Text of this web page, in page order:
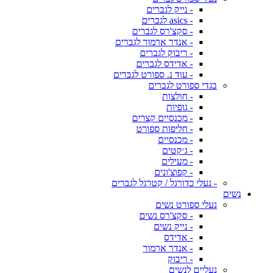
- נייק לגברים
- asics לגברים
- סקצ'רס לגברים
- אנדר ארמור לגברים
- ריבוק לגברים
- אדידס לגברים
- עוד נ. ספורט לגברים
בגדי ספורט לגברים
- חולצות
- גופיות
- מכנסיים קצרים
- חליפות ספורט
- מכנסיים
- ג׳קטים
- מעילים
- קפוצ'ונים
- נעלי כדורגל / קטרגל לגברים
נשים
נעלי ספורט נשים
- סקצ'רס נשים
- נייק נשים
- אדידס
- אנדר ארמור
- ריבוק
נעליים לנשים